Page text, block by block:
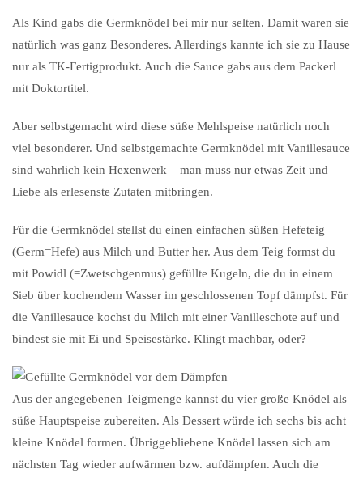
Als Kind gabs die Germknödel bei mir nur selten. Damit waren sie
natürlich was ganz Besonderes. Allerdings kannte ich sie zu Hause
nur als TK-Fertigprodukt. Auch die Sauce gabs aus dem Packerl
mit Doktortitel.
Aber selbstgemacht wird diese süße Mehlspeise natürlich noch
viel besonderer. Und selbstgemachte Germknödel mit Vanillesauce
sind wahrlich kein Hexenwerk – man muss nur etwas Zeit und
Liebe als erlesenste Zutaten mitbringen.
Für die Germknödel stellst du einen einfachen süßen Hefeteig
(Germ=Hefe) aus Milch und Butter her. Aus dem Teig formst du
mit Powidl (=Zwetschgenmus) gefüllte Kugeln, die du in einem
Sieb über kochendem Wasser im geschlossenen Topf dämpfst. Für
die Vanillesauce kochst du Milch mit einer Vanilleschote auf und
bindest sie mit Ei und Speisestärke. Klingt machbar, oder?
Aus der angegebenen Teigmenge kannst du vier große Knödel als
süße Hauptspeise zubereiten. Als Dessert würde ich sechs bis acht
kleine Knödel formen. Übriggebliebene Knödel lassen sich am
nächsten Tag wieder aufwärmen bzw. aufdämpfen. Auch die